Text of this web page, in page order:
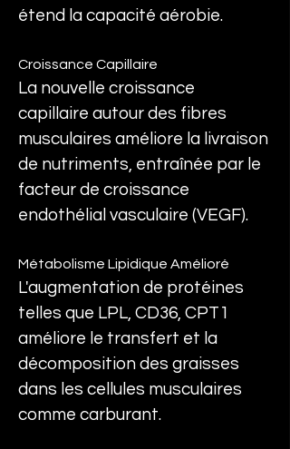
étend la capacité aérobie.
Croissance Capillaire
La nouvelle croissance
capillaire autour des fibres
musculaires améliore la livraison
de nutriments, entraînée par le
facteur de croissance
endothélial vasculaire (VEGF).
Métabolisme Lipidique Amélioré
L'augmentation de protéines
telles que LPL, CD36, CPT1
améliore le transfert et la
décomposition des graisses
dans les cellules musculaires
comme carburant.